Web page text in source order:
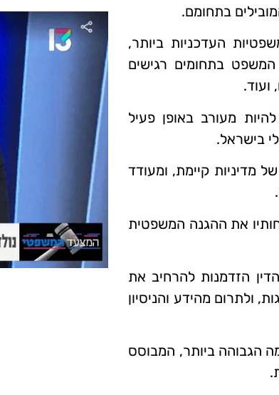
בתחומם.
העדכניות ביותר,
המשפט בתחומים רגישים
ועוד.
מעורב באופן פעיל
בישראל.
מדיניות קיימת, ומעודד
את ההגנה המשפטית
הזדמנות להרחיב את
ולתרום מהידע והניסיון
הגבוהה ביותר, המבוסס